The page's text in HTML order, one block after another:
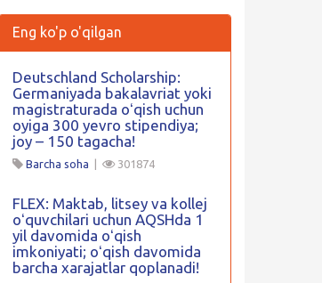
Eng ko'p o'qilgan
Deutschland Scholarship:
Germaniyada bakalavriat yoki
magistraturada oʻqish uchun
oyiga 300 yevro stipendiya;
joy – 150 tagacha!
Barcha soha 301874
FLEX: Maktab, litsey va kollej
oʻquvchilari uchun AQSHda 1
yil davomida oʻqish
imkoniyati; oʻqish davomida
barcha xarajatlar qoplanadi!